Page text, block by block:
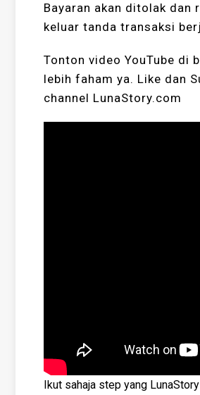
Bayaran akan ditolak dan
keluar tanda transaksi
Tonton video YouTube di
lebih faham ya. Like dan
channel LunaStory.com
Ikut sahaja step yang